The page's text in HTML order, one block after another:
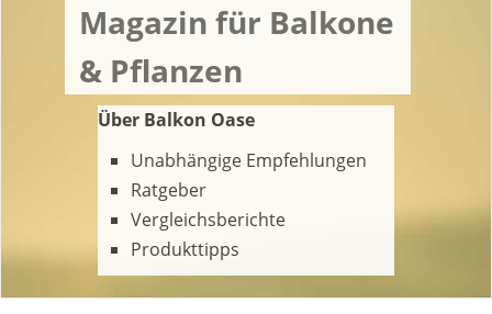
Magazin für Balkone
& Pflanzen
Über Balkon Oase
Unabhängige Empfehlungen
Ratgeber
Vergleichsberichte
Produkttipps